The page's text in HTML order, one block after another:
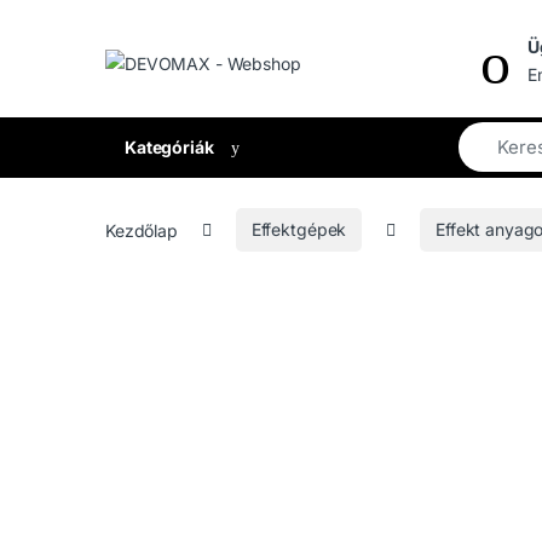
Kategóriák
Kezdőlap Effektgépek Effekt